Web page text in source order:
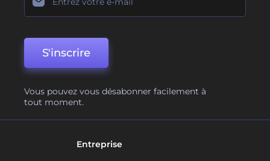
S'inscrire
Vous pouvez vous désabonner facilement à
tout moment.
Entreprise